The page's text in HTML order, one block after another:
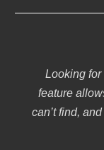
Looking for
feature
can’t find,